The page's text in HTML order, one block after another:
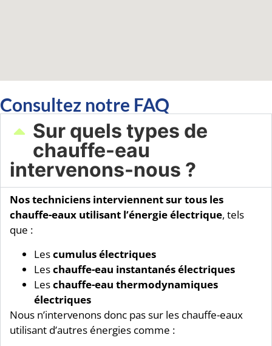
Consultez notre FAQ
Sur quels types de
chauffe-eau
intervenons-nous ?​
Nos techniciens interviennent sur tous les
chauffe-eaux utilisant l’énergie électrique, tels
que :
Lescumulus électriques
Leschauffe-eau instantanés électriques
Leschauffe-eau thermodynamiques
électriques
Nous n’intervenons donc pas sur les chauffe-eaux
utilisant d’autres énergies comme :